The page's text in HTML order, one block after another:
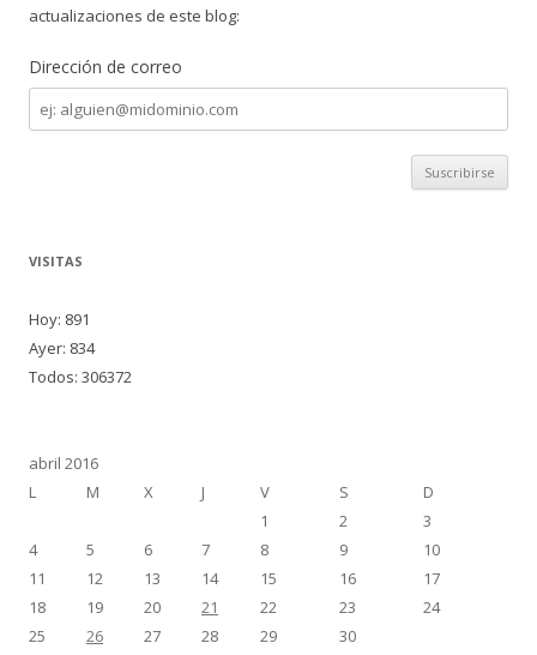
actualizaciones de este blog:
Dirección de correo
Dirección
de
correo
VISITAS
Hoy: 891
Ayer: 834
Todos: 306372
abril 2016
L
M X J V S D
1 2
3
4
5 6 7 8 9
10
11
12 13 14 15 16
17
18
19 20 21 22 23
24
25
26 27 28 29 30